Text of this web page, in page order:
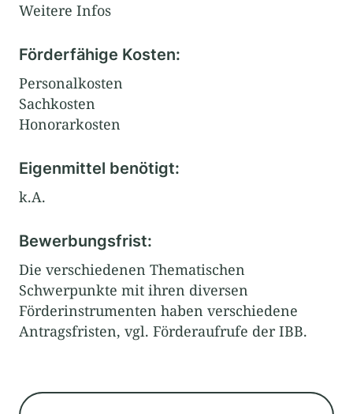
Weitere Infos
Förderfähige Kosten:
Personalkosten
Sachkosten
Honorarkosten
Eigenmittel benötigt:
k.A.
Bewerbungsfrist:
Die verschiedenen Thematischen
Schwerpunkte mit ihren diversen
Förderinstrumenten haben verschiedene
Antragsfristen, vgl. Förderaufrufe der IBB.